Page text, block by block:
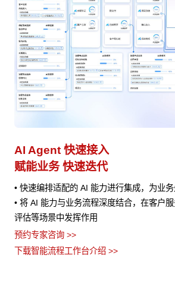
业务流程管理
避免流程设计和实际执行差异
• 将业务流程以作战地图的形式进行可视化
的各个环节、节点之间的关系以及当前流程
• AI 分析任务处理时间、资源消耗等指标数
流程优化建议
• 流程管理者无需代码，通过拖拽、参数设